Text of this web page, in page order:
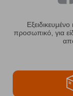
προσωπικό, για